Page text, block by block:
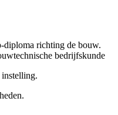
diploma richting de bouw.
bedrijfskunde
instelling.